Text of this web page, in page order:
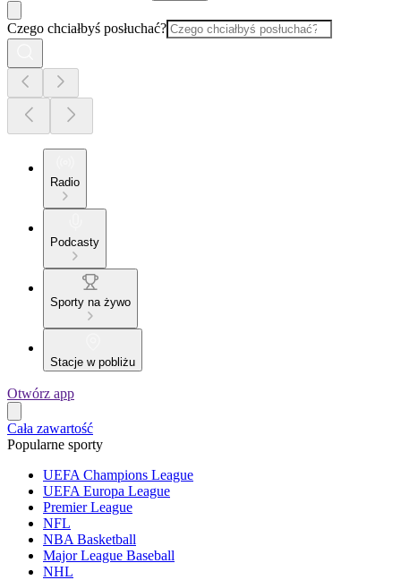
Czego chciałbyś posłuchać?
Radio
Podcasty
Sporty na żywo
Stacje w pobliżu
Otwórz app
Cała zawartość
Popularne sporty
UEFA Champions League
UEFA Europa League
Premier League
NFL
NBA Basketball
Major League Baseball
NHL